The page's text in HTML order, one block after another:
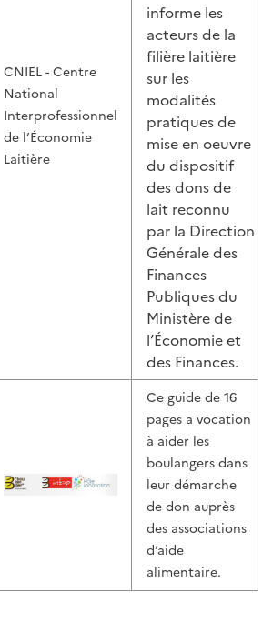
CNIEL - Centre
National
Interprofessionnel
de l’Économie
Laitière
informe les
acteurs de la
filière laitière
sur les
modalités
pratiques de
mise en oeuvre
du dispositif
des dons de
lait reconnu
par la Direction
Générale des
Finances
Publiques du
Ministère de
l’Économie et
des Finances.
Ce guide de 16
pages a vocation
à aider les
boulangers dans
leur démarche
de don auprès
des associations
d’aide
alimentaire.